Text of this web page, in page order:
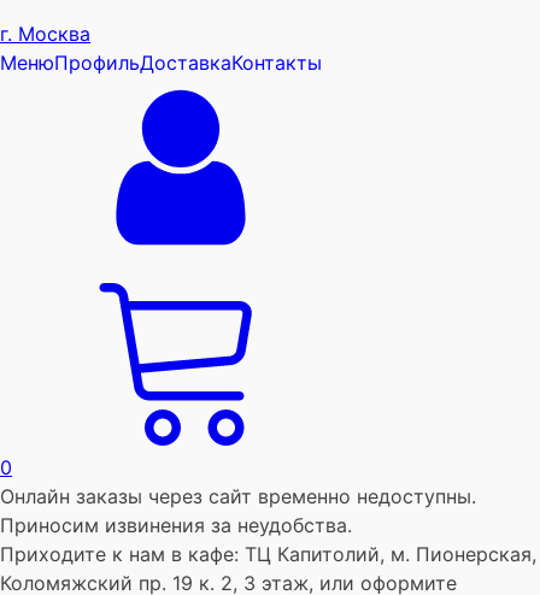
г. Москва
МенюПрофильДоставкаКонтакты
0
Онлайн заказы через сайт временно недоступны.
Приносим извинения за неудобства.
Приходите к нам в кафе: ТЦ Капитолий, м. Пионерская,
Коломяжский пр. 19 к. 2, 3 этаж, или оформите